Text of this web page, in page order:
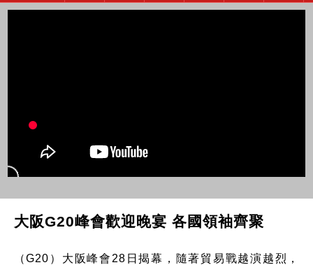
大阪G20峰會歡迎晚宴 各國領袖齊聚
（G20）大阪峰會28日揭幕，隨著貿易戰越演越烈，